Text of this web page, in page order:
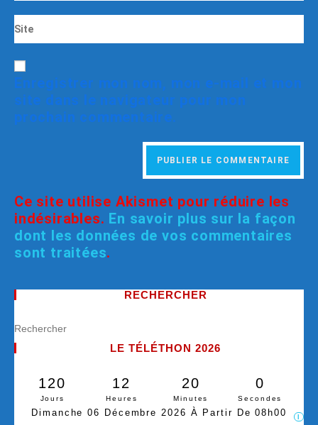
Enregistrer mon nom, mon e-mail et mon
site dans le navigateur pour mon
prochain commentaire.
Ce site utilise Akismet pour réduire les
indésirables. En savoir plus sur la façon
dont les données de vos commentaires
sont traitées.
RECHERCHER
LE TÉLÉTHON 2026
120
Jours
12
Heures
20
Minutes
0
Secondes
Dimanche 06 Décembre 2026 À Partir De 08h00